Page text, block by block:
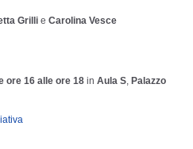
Grilli e Carolina Vesce
ore 16 alle ore 18 in Aula S, Palazzo